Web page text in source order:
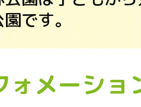
です。
ォメーショ